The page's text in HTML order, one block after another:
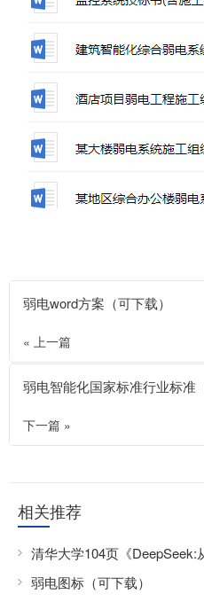
弱电word方案（可下载）
« 上一篇
弱电智能化国家标准行业标准
下一篇 »
相关推荐
清华大学104页《DeepSeek:
弱电图标（可下载）